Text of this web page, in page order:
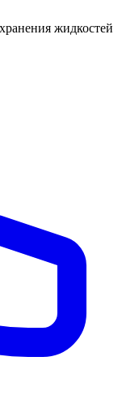
жидкостей